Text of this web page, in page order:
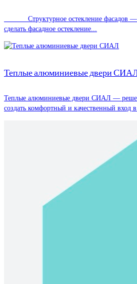
Структурное остекление фасадов —
сделать фасадное остекление...
Теплые алюминиевые двери
Теплые алюминиевые двери СИАЛ —
создать комфортный и качественный вход